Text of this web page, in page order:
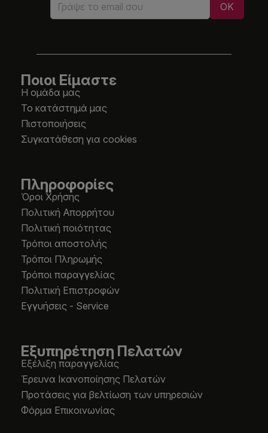
Ποιοι Είμαστε
Η ομάδα μας
Το κατάστημά μας
Πιστοποιήσεις
Συγκατάθεση για cookies
Πληροφορίες
Όροι Χρήσης
Πολιτική Απορρήτου
Πολιτική ποιότητας
Τρόποι αποστολής
Τρόποι Πληρωμής
Τρόποι παραγγελίας
Πολιτική Επιστροφών
Εγγυήσεις - Service
Εξυπηρέτηση Πελατών
Εξέλιξη παραγγελίας
Έρευνα Ικανοποίησης Πελατών
Προτάσεις για βελτίωση των υπηρεσιών
Φόρμα Επικοινωνίας